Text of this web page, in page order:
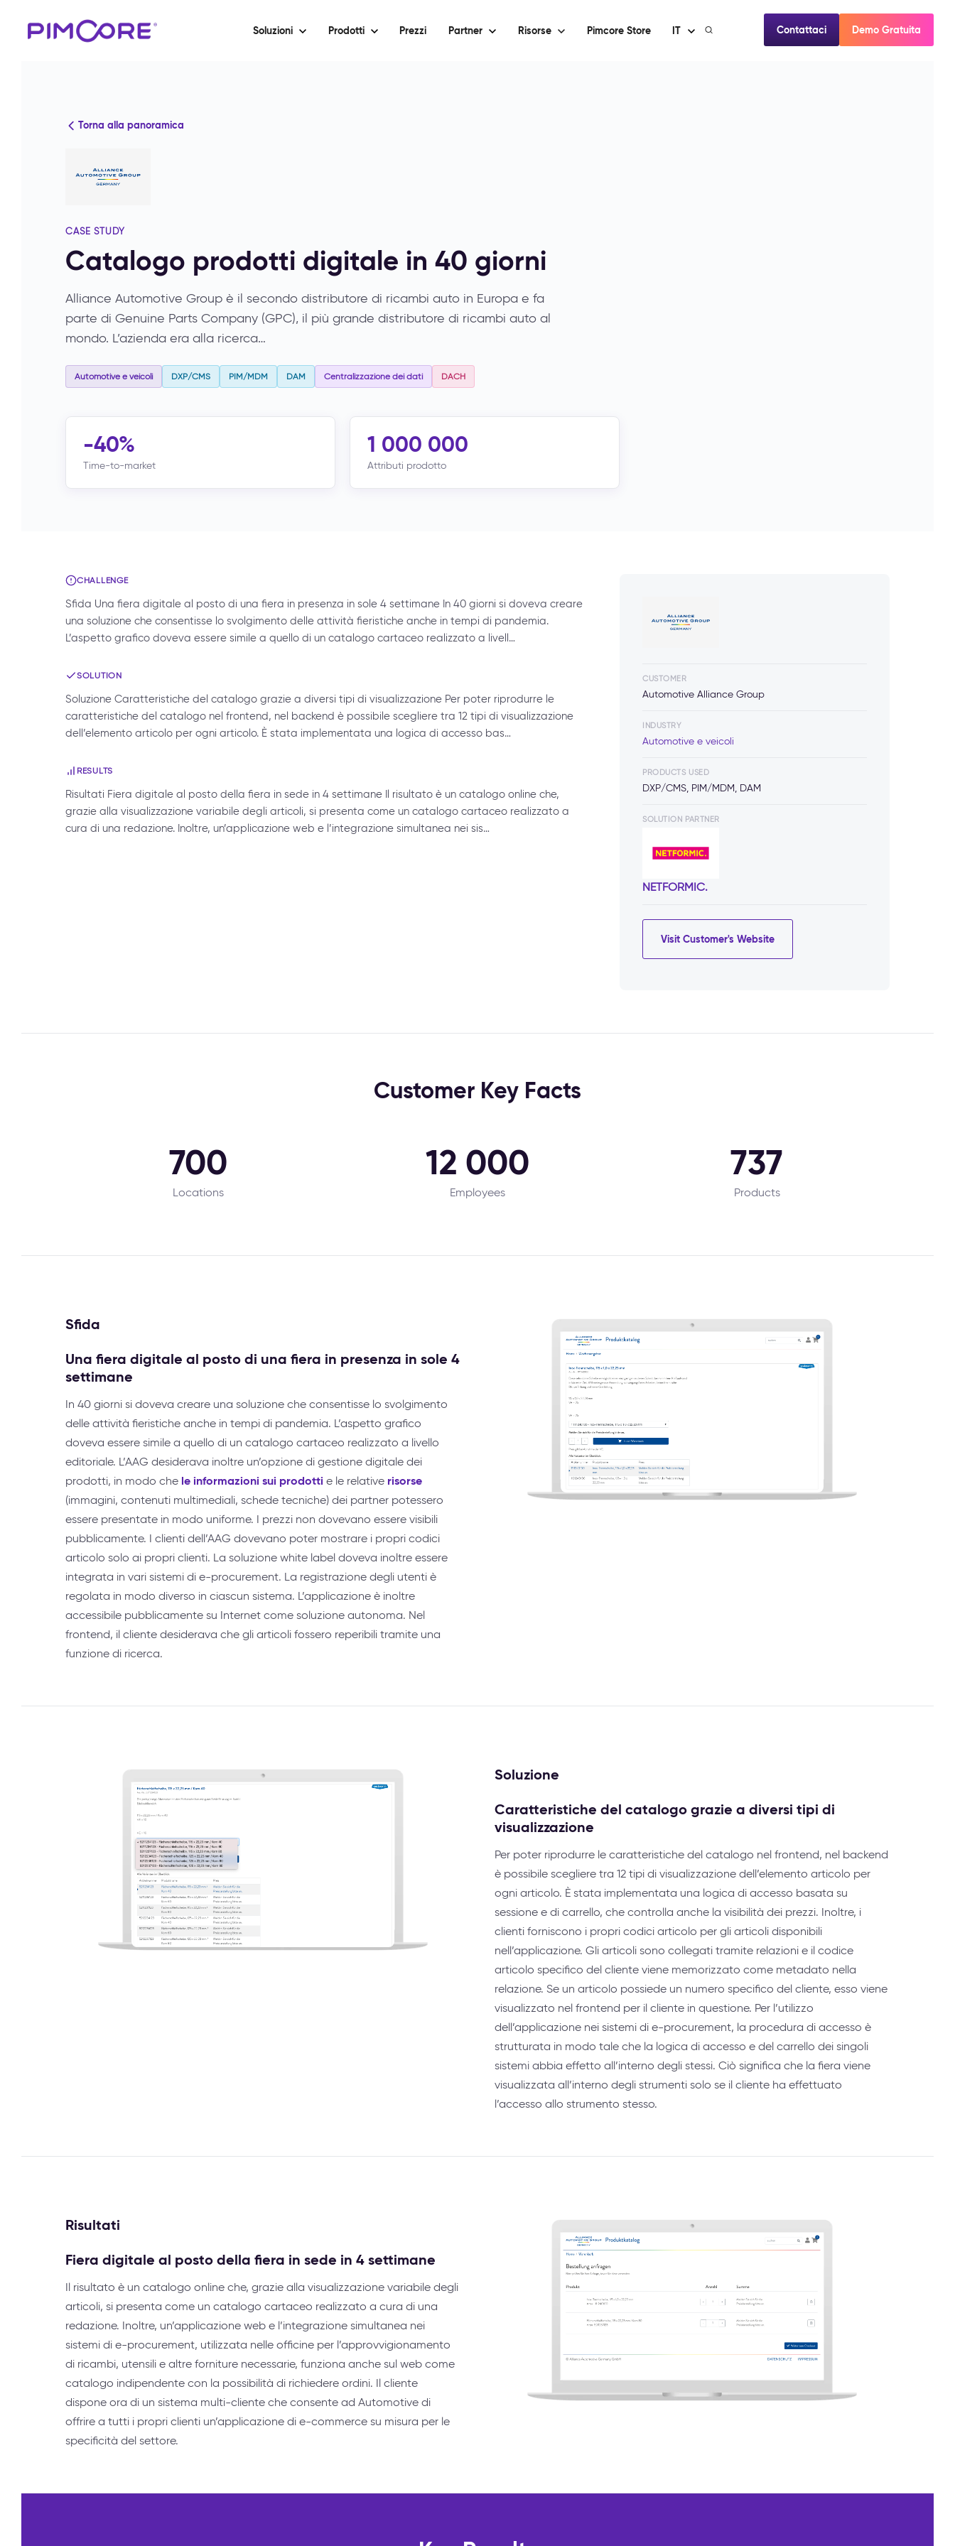
Soluzioni Prodotti Prezzi Partner Risorse Pimcore Store IT Contattaci Demo Gratuita
Torna alla panoramica
CASE STUDY
Catalogo prodotti digitale in 40 giorni
Alliance Automotive Group è il secondo distributore di ricambi auto in Europa e fa
parte di Genuine Parts Company (GPC), il più grande distributore di ricambi auto al
mondo. L’azienda era alla ricerca…
Automotive e veicoli DXP/CMS PIM/MDM DAM Centralizzazione dei dati DACH
-40%
Time-to-market
1 000 000
Attributi prodotto
CHALLENGE
Sfida Una fiera digitale al posto di una fiera in presenza in sole 4 settimane In 40 giorni si doveva creare
una soluzione che consentisse lo svolgimento delle attività fieristiche anche in tempi di pandemia.
L’aspetto grafico doveva essere simile a quello di un catalogo cartaceo realizzato a livell…
SOLUTION
Soluzione Caratteristiche del catalogo grazie a diversi tipi di visualizzazione Per poter riprodurre le
caratteristiche del catalogo nel frontend, nel backend è possibile scegliere tra 12 tipi di visualizzazione
dell’elemento articolo per ogni articolo. È stata implementata una logica di accesso bas…
RESULTS
Risultati Fiera digitale al posto della fiera in sede in 4 settimane Il risultato è un catalogo online che,
grazie alla visualizzazione variabile degli articoli, si presenta come un catalogo cartaceo realizzato a
cura di una redazione. Inoltre, un’applicazione web e l’integrazione simultanea nei sis…
CUSTOMER
Automotive Alliance Group
INDUSTRY
Automotive e veicoli
PRODUCTS USED
DXP/CMS, PIM/MDM, DAM
SOLUTION PARTNER
NETFORMIC.
Visit Customer's Website
Customer Key Facts
700
Locations
12 000
Employees
737
Products
Sfida
Una fiera digitale al posto di una fiera in presenza in sole 4
settimane
In 40 giorni si doveva creare una soluzione che consentisse lo svolgimento
delle attività fieristiche anche in tempi di pandemia. L’aspetto grafico
doveva essere simile a quello di un catalogo cartaceo realizzato a livello
editoriale. L’AAG desiderava inoltre un’opzione di gestione digitale dei
prodotti, in modo che le informazioni sui prodotti e le relative risorse
(immagini, contenuti multimediali, schede tecniche) dei partner potessero
essere presentate in modo uniforme. I prezzi non dovevano essere visibili
pubblicamente. I clienti dell’AAG dovevano poter mostrare i propri codici
articolo solo ai propri clienti. La soluzione white label doveva inoltre essere
integrata in vari sistemi di e-procurement. La registrazione degli utenti è
regolata in modo diverso in ciascun sistema. L’applicazione è inoltre
accessibile pubblicamente su Internet come soluzione autonoma. Nel
frontend, il cliente desiderava che gli articoli fossero reperibili tramite una
funzione di ricerca.
Soluzione
Caratteristiche del catalogo grazie a diversi tipi di
visualizzazione
Per poter riprodurre le caratteristiche del catalogo nel frontend, nel backend
è possibile scegliere tra 12 tipi di visualizzazione dell’elemento articolo per
ogni articolo. È stata implementata una logica di accesso basata su
sessione e di carrello, che controlla anche la visibilità dei prezzi. Inoltre, i
clienti forniscono i propri codici articolo per gli articoli disponibili
nell’applicazione. Gli articoli sono collegati tramite relazioni e il codice
articolo specifico del cliente viene memorizzato come metadato nella
relazione. Se un articolo possiede un numero specifico del cliente, esso viene
visualizzato nel frontend per il cliente in questione. Per l’utilizzo
dell’applicazione nei sistemi di e-procurement, la procedura di accesso è
strutturata in modo tale che la logica di accesso e del carrello dei singoli
sistemi abbia effetto all’interno degli stessi. Ciò significa che la fiera viene
visualizzata all’interno degli strumenti solo se il cliente ha effettuato
l’accesso allo strumento stesso.
Risultati
Fiera digitale al posto della fiera in sede in 4 settimane
Il risultato è un catalogo online che, grazie alla visualizzazione variabile degli
articoli, si presenta come un catalogo cartaceo realizzato a cura di una
redazione. Inoltre, un’applicazione web e l’integrazione simultanea nei
sistemi di e-procurement, utilizzata nelle officine per l’approvvigionamento
di ricambi, utensili e altre forniture necessarie, funziona anche sul web come
catalogo indipendente con la possibilità di richiedere ordini. Il cliente
dispone ora di un sistema multi-cliente che consente ad Automotive di
offrire a tutti i propri clienti un’applicazione di e-commerce su misura per le
specificità del settore.